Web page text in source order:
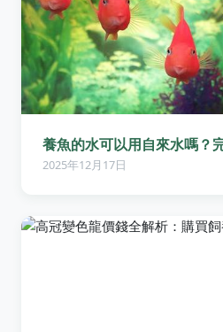
養魚的水可以用自來水嗎？
2025年12月17日